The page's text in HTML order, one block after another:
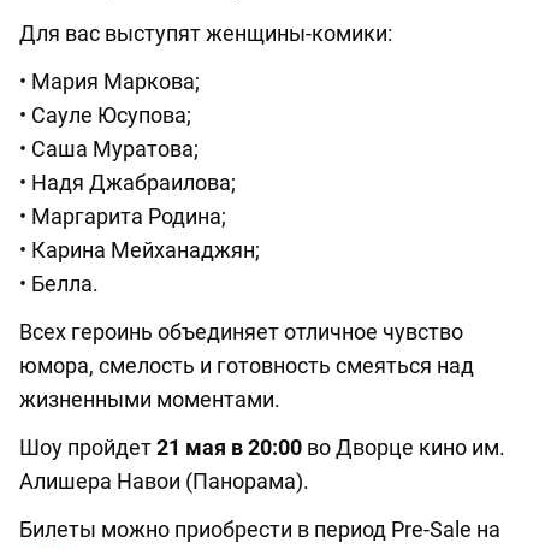
Для вас выступят женщины-комики:
• Мария Маркова;
• Сауле Юсупова;
• Саша Муратова;
• Надя Джабраилова;
• Маргарита Родина;
• Карина Мейханаджян;
• Белла.
Всех героинь объединяет отличное чувство
юмора, смелость и готовность смеяться над
жизненными моментами.
Шоу пройдет21 мая в 20:00 во Дворце кино им.
Алишера Навои (Панорама).
Билеты можно приобрести в период Pre-Sale на